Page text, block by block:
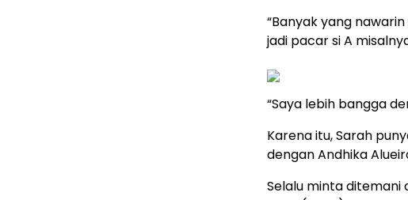
“Banyak yang
jadi pacar si A
“Saya lebih bangga
Karena itu, Sarah
dengan Andhika
Selalu minta ditemani